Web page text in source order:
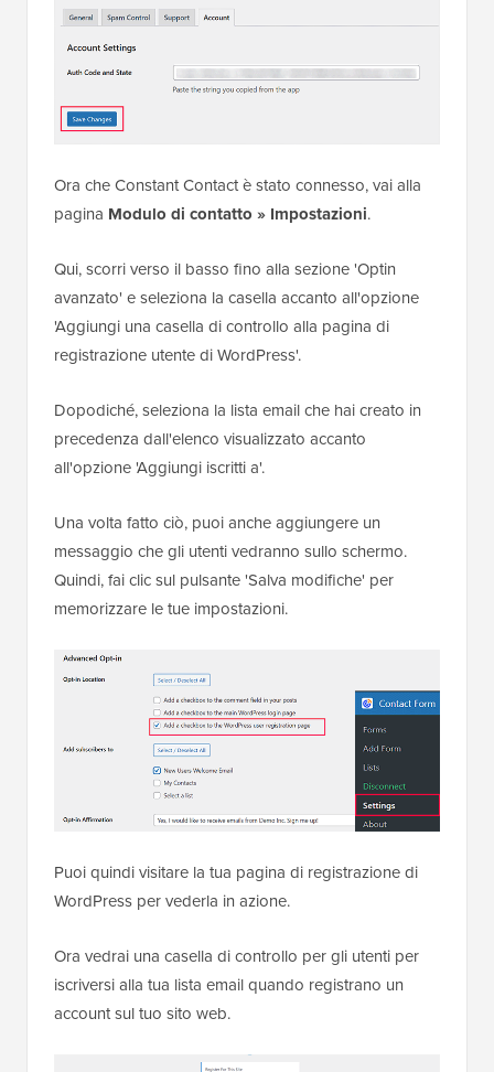
Ora che Constant Contact è stato connesso, vai alla
pagina Modulo di contatto » Impostazioni.
Qui, scorri verso il basso fino alla sezione 'Optin
avanzato' e seleziona la casella accanto all'opzione
'Aggiungi una casella di controllo alla pagina di
registrazione utente di WordPress'.
Dopodiché, seleziona la lista email che hai creato in
precedenza dall'elenco visualizzato accanto
all'opzione 'Aggiungi iscritti a'.
Una volta fatto ciò, puoi anche aggiungere un
messaggio che gli utenti vedranno sullo schermo.
Quindi, fai clic sul pulsante 'Salva modifiche' per
memorizzare le tue impostazioni.
Puoi quindi visitare la tua pagina di registrazione di
WordPress per vederla in azione.
Ora vedrai una casella di controllo per gli utenti per
iscriversi alla tua lista email quando registrano un
account sul tuo sito web.